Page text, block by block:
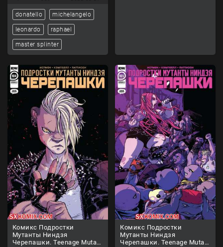
donatello michelangelo
leonardo raphael
master splinter
Комикс Подростки
Мутанты Ниндзя
Черепашки. Teenage Mutant
Комикс Подростки
Мутанты Ниндзя
Черепашки. Teenage Mutant